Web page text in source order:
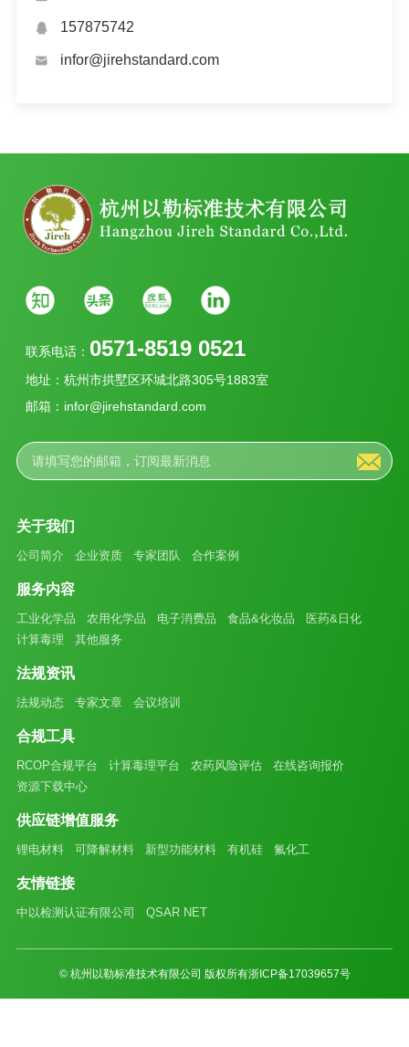
157875742
infor@jirehstandard.com
联系电话： 0571-8519 0521
地址：杭州市拱墅区环城北路305号1883室
邮箱：infor@jirehstandard.com
关于我们
公司简介 企业资质 专家团队 合作案例
服务内容
工业化学品 农用化学品 电子消费品 食品&化妆品
医药&日化
计算毒理
其他服务
法规资讯
法规动态 专家文章 会议培训
合规工具
RCOP合规平台 计算毒理平台 农药风险评估
在线咨询报价
资源下载中心
供应链增值服务
锂电材料 可降解材料 新型功能材料 有机硅 氟化工
友情链接
中以检测认证有限公司 QSAR NET
© 杭州以勒标准技术有限公司 版权所有浙ICP备17039657号